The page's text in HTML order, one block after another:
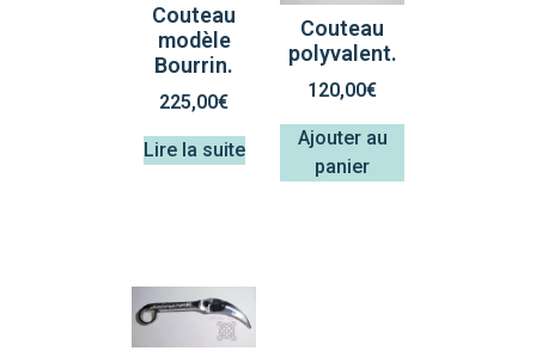
Couteau
modèle
Bourrin.
225,00€
Lire la suite
Couteau
polyvalent.
120,00€
Ajouter au
panier